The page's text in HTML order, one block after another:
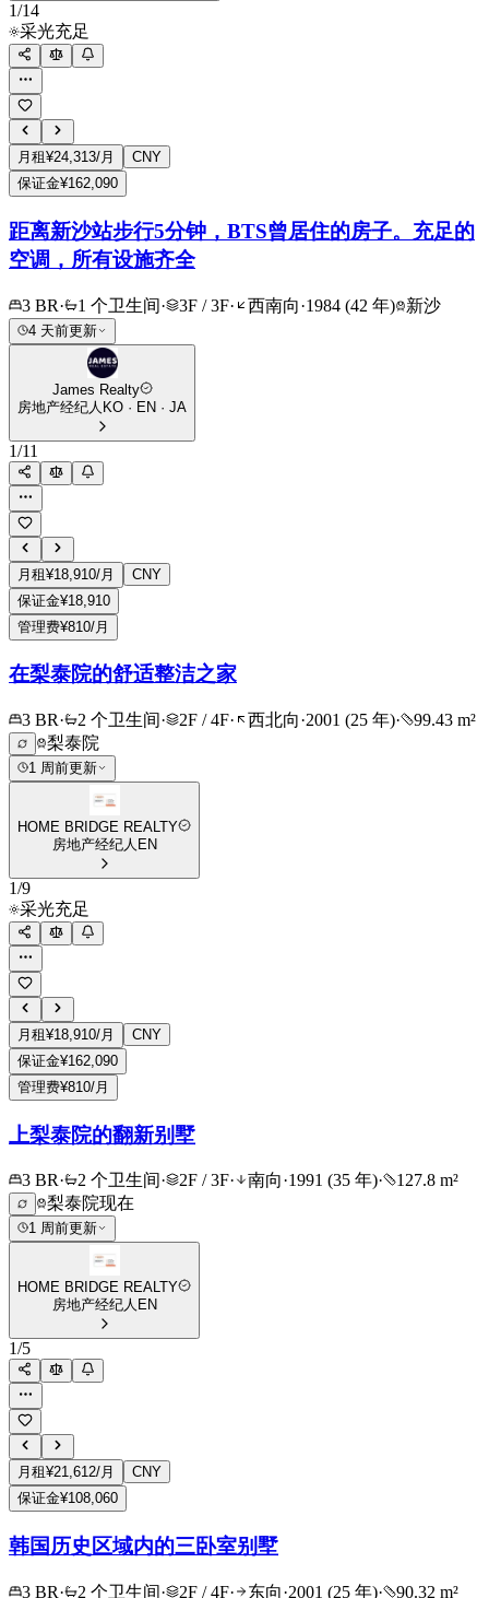
1/14
采光充足
月租¥24,313/月
CNY
保证金¥162,090
距离新沙站步行5分钟，BTS曾居住的房子。充足的
空调，所有设施齐全
3 BR· 1 个卫生间· 3F / 3F· 西南向·1984 (42 年) 新沙
4 天前更新
James Realty
房地产经纪人 KO · EN · JA
1/11
月租¥18,910/月
CNY
保证金¥18,910
管理费¥810/月
在梨泰院的舒适整洁之家
3 BR· 2 个卫生间· 2F / 4F· 西北向·2001 (25 年)·
99.43 m²
梨泰院
1 周前更新
HOME BRIDGE REALTY
房地产经纪人 EN
1/9
采光充足
月租¥18,910/月
CNY
保证金¥162,090
管理费¥810/月
上梨泰院的翻新别墅
3 BR· 2 个卫生间· 2F / 3F· 南向·1991 (35 年)·
127.8 m²
梨泰院现在
1 周前更新
HOME BRIDGE REALTY
房地产经纪人 EN
1/5
月租¥21,612/月
CNY
保证金¥108,060
韩国历史区域内的三卧室别墅
3 BR· 2 个卫生间· 2F / 4F· 东向·2001 (25 年)· 90.32 m²